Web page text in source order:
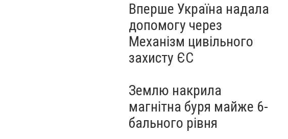
Вперше Україна надала
допомогу через
Механізм цивільного
захисту ЄС
Землю накрила
магнітна буря майже 6-
бального рівня